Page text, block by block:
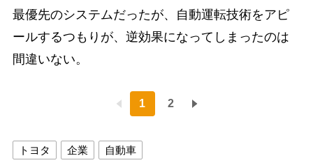
最優先のシステムだったが、自動運転技術をアピ
ールするつもりが、逆効果になってしまったのは
間違いない。
1 2
トヨタ 企業 自動車